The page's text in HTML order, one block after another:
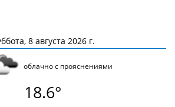
8 августа 2026 г.
облачно с прояснениями
18.6°